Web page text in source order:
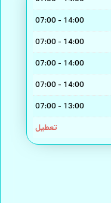
14:00 - 07:00
14:00 - 07:00
14:00 - 07:00
14:00 - 07:00
13:00 - 07:00
تعطیل